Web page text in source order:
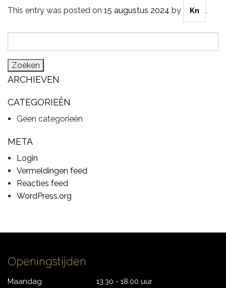
ONLINE SALE
DRUMSCHOOL
CONTACT
This entry was posted on 15 augustus 2024 by Kn .
ARCHIEVEN
CATEGORIEËN
Geen categorieën
META
Login
Vermeldingen feed
Reacties feed
WordPress.org
Openingstijden
Maandag
13.30 - 18.00 uur